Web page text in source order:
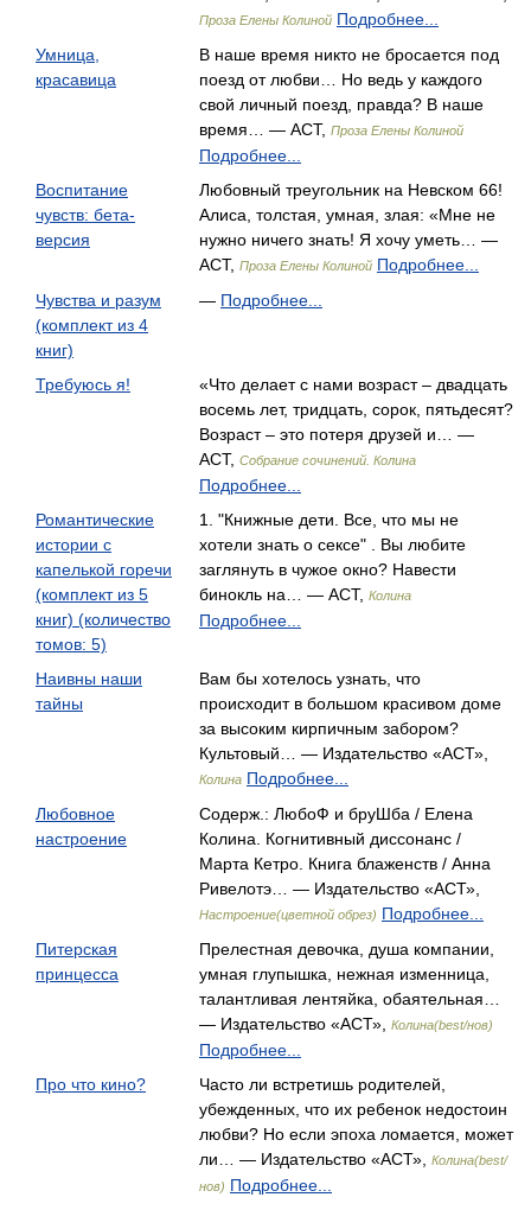
Проза Елены Колиной Подробнее...
Умница,
красавица
В наше время никто не бросается под
поезд от любви… Но ведь у каждого
свой личный поезд, правда? В наше
время… — АСТ, Проза Елены Колиной
Подробнее...
Воспитание
чувств: бета-
версия
Любовный треугольник на Невском 66!
Алиса, толстая, умная, злая: «Мне не
нужно ничего знать! Я хочу уметь… —
АСТ, Проза Елены Колиной Подробнее...
Чувства и разум
(комплект из 4
книг)
— Подробнее...
Требуюсь я!
«Что делает с нами возраст – двадцать
восемь лет, тридцать, сорок, пятьдесят?
Возраст – это потеря друзей и… —
АСТ, Собрание сочинений. Колина
Подробнее...
Романтические
истории с
капелькой горечи
(комплект из 5
книг) (количество
томов: 5)
1. "Книжные дети. Все, что мы не
хотели знать о сексе" . Вы любите
заглянуть в чужое окно? Навести
бинокль на… — АСТ, Колина
Подробнее...
Наивны наши
тайны
Вам бы хотелось узнать, что
происходит в большом красивом доме
за высоким кирпичным забором?
Культовый… — Издательство «АСТ»,
Колина Подробнее...
Любовное
настроение
Содерж.: ЛюбоФ и бруШба / Елена
Колина. Когнитивный диссонанс /
Марта Кетро. Книга блаженств / Анна
Ривелотэ… — Издательство «АСТ»,
Настроение(цветной обрез) Подробнее...
Питерская
принцесса
Прелестная девочка, душа компании,
умная глупышка, нежная изменница,
талантливая лентяйка, обаятельная…
— Издательство «АСТ»,
Колина(best/нов)
Подробнее...
Про что кино?
Часто ли встретишь родителей,
убежденных, что их ребенок недостоин
любви? Но если эпоха ломается, может
ли… — Издательство «АСТ»,
Колина(best/
нов) Подробнее...